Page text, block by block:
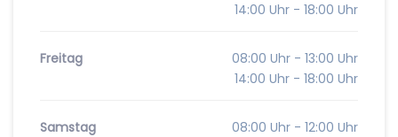
14:00 Uhr - 18:00 Uhr
Freitag
08:00 Uhr - 13:00 Uhr
14:00 Uhr - 18:00 Uhr
Samstag 08:00 Uhr - 12:00 Uhr